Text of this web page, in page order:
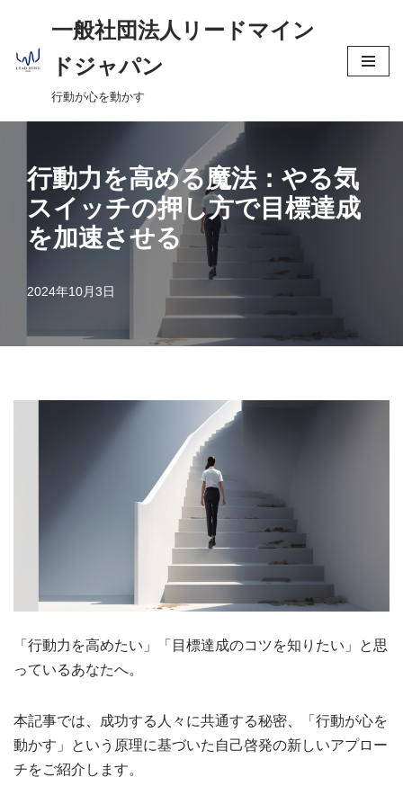
コ
ン
ン
へ
一般社団法人リードマイン
ドジャパン
行動が心を動かす
行動力を高める魔法：やる気
スイッチの押し方で目標達成
を加速させる
2024年10月3日
「行動力を高めたい」「目標達成のコツを知りたい」と思
っているあなたへ。
本記事では、成功する人々に共通する秘密、「行動が心を
動かす」という原理に基づいた自己啓発の新しいアプロー
チをご紹介します。